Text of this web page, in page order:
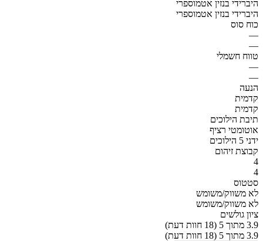
היברידי בנזין אטמוספרי
היברידי בנזין אטמוספרי
כוח סוס
—
—
טווח חשמלי
—
—
הנעה
קדמית
קדמית
תיבת הילוכים
אוטומטי רציף
ידני 5 הילוכים
קבוצת זיהום
4
4
סטטוס
לא משווק/משומש
לא משווק/משומש
ציון גולשים
3.9 מתוך 5 (18 חוות דעת)
3.9 מתוך 5 (18 חוות דעת)